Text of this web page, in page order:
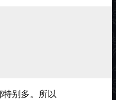
别多。所以